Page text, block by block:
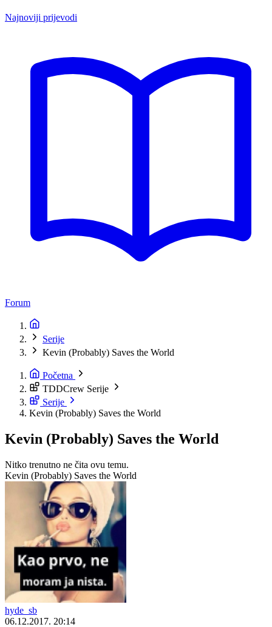
Najnoviji prijevodi
Forum
Serije
Kevin (Probably) Saves the World
Početna
TDDCrew Serije
Serije
Kevin (Probably) Saves the World
Kevin (Probably) Saves the World
Nitko trenutno ne čita ovu temu.
Kevin (Probably) Saves the World
hyde_sb
06.12.2017. 20:14